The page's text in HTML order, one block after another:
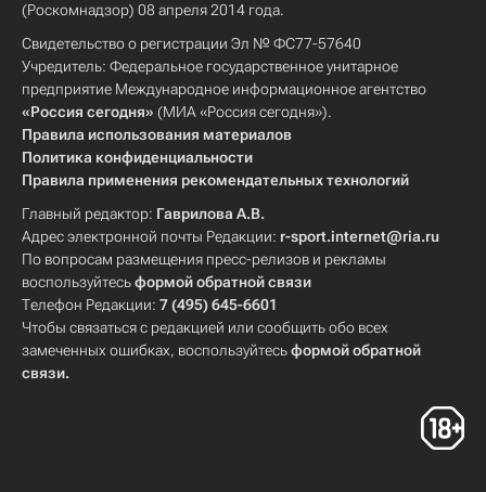
(Роскомнадзор) 08 апреля 2014 года.
Свидетельство о регистрации Эл № ФС77-57640
Учредитель: Федеральное государственное унитарное
предприятие Международное информационное агентство
«Россия сегодня» (МИА «Россия сегодня»).
Правила использования материалов
Политика конфиденциальности
Правила применения рекомендательных технологий
Главный редактор: Гаврилова А.В.
Адрес электронной почты Редакции: r-sport.internet@ria.ru
По вопросам размещения пресс-релизов и рекламы
воспользуйтесьформой обратной связи
Телефон Редакции: 7 (495) 645-6601
Чтобы связаться с редакцией или сообщить обо всех
замеченных ошибках, воспользуйтесьформой обратной
связи.